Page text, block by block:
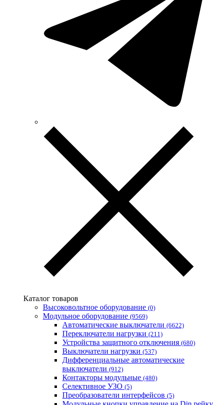
Technoelectric (Италия)
Technosystems (Украина)
TEKPAN (Турция)
TeleTec (Украина)
Vargo (Украина)
Vector VS
Vimar (Италия)
Volter (Украина)
Volterm (Украина)
Wago (Германия)
АС Привод (Украина)
АСКО-УКРЕМ (Украина)
Запорожский завод цветных металлов (ЗЗЦМ)
Каблекс Одесса
Мегомметр (Украина)
Промфактор
Термофит
Укрэнерго-Альянс (Украина)
Каталог товаров
Высоковольтное оборудование (0)
Модульное оборудование (9569)
Автоматические выключатели (6622)
Переключатели нагрузки (211)
Устройства защитного отключения (680)
Выключатели нагрузки (537)
Дифференциальные автоматические
выключатели (912)
Контакторы модульные (480)
Селективное УЗО (5)
Преобразователи интерфейсов (5)